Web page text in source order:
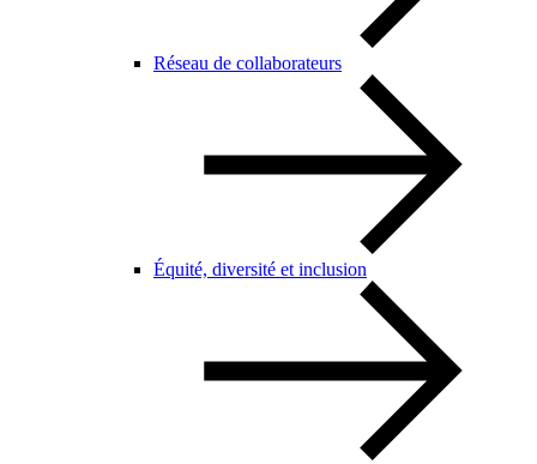
Réseau de collaborateurs
Équité, diversité et inclusion